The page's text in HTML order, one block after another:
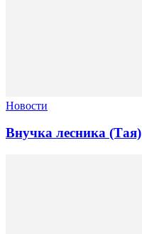
Новости
Внучка лесника (Тая)